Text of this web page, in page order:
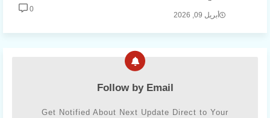
أبريل 09, 2026
0
Follow by Email
Get Notified About Next Update Direct to Your